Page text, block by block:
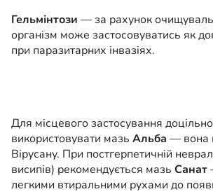
Гельмінтози — за рахунок
організм може застосовуватись як
при паразитарних інвазіях.
Для місцевого застосування доцільно
використовувати мазь Альба — вона
Вірусану. При постгерпетичній
висипів) рекомендується мазь Санат
легкими втиральними рухами до